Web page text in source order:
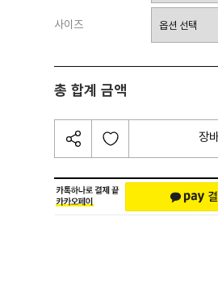
사이즈
총 합계 금액
장